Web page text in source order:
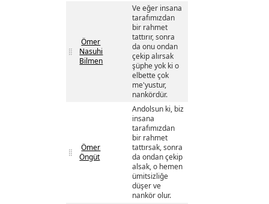
Ömer
Nasuhi
Bilmen
Ve eğer insana
tarafımızdan
bir rahmet
tattırır, sonra
da onu ondan
çekip alırsak
şüphe yok ki o
elbette çok
me'yustur,
nankördür.
Ömer
Öngüt
Andolsun ki, biz
insana
tarafımızdan
bir rahmet
tattırsak, sonra
da ondan çekip
alsak, o hemen
ümitsizliğe
düşer ve
nankör olur.